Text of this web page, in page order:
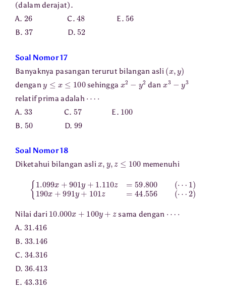
(dalam derajat).
A. 26 C. 48 E.56
B. 37 D.52
Soal Nomor 17
Banyaknya pasangan terurut bilangan asli ( )
dengan x 100 sehingga 2 dan 3
relatif prima adalah
A. 33 C. 57E. 100
B. 50 D. 99
Soal Nomor 18
Diketahui bilangan asli
100 memenuhi
{ 1.099x 901 y+ 1.110 59.800
1 190x+ 991y + 101 44.556(⋯
Nilai dari 10.000 100 sama dengan
A. 31.416
B. 33.146
C. 34.316
D. 36.413
E. 43.316